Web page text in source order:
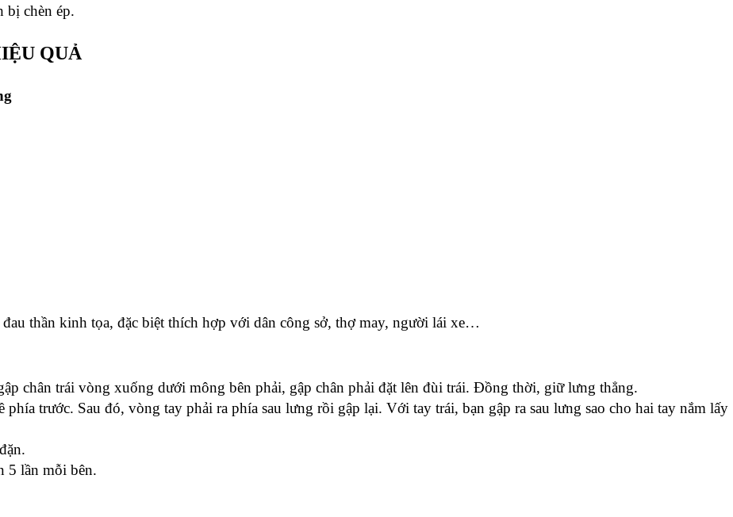
bị chèn ép.
QUẢ
thần kinh tọa, đặc biệt thích hợp với dân công sở, thợ may, người lái xe…
chân trái vòng xuống dưới mông bên phải, gập chân phải đặt lên đùi trái. Đồng thời, giữ lưng thẳng.
trước. Sau đó, vòng tay phải ra phía sau lưng rồi gập lại. Với tay trái, bạn gập ra sau lưng sao cho hai tay nắm lấy
5 lần mỗi bên.